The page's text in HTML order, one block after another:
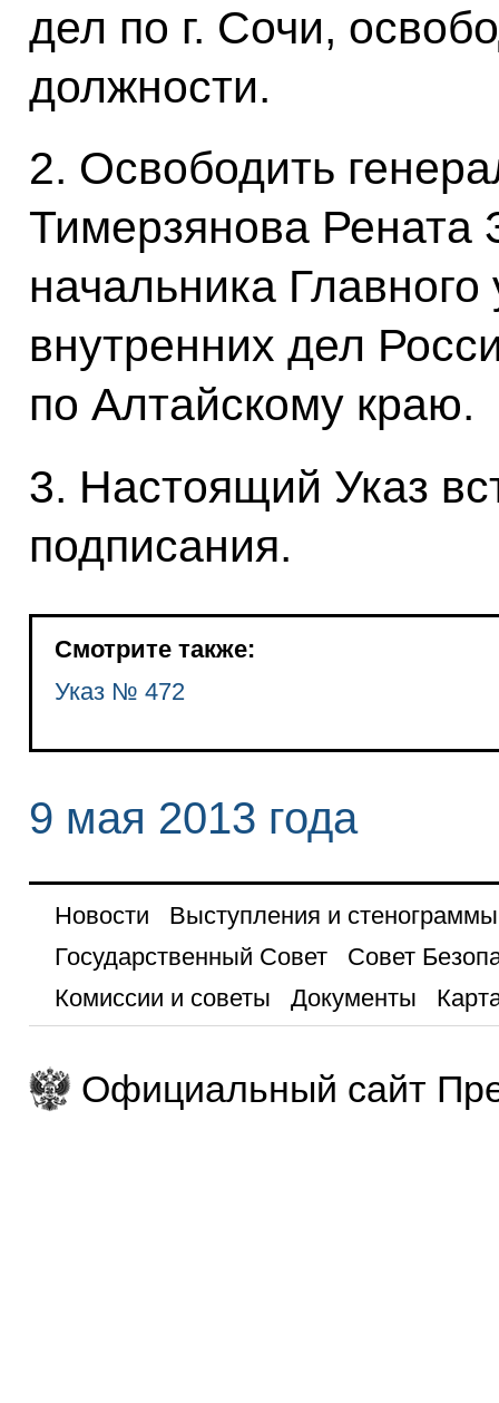
дел по г. Сочи,
должности.
2. Освободить
Тимерзянова Рената
начальника
внутренних дел
по Алтайскому краю.
3. Настоящий Указ
подписания.
Смотрите также:
Указ № 472
9 мая 2013 года
Новости
Выступления и стенограммы
Государственный Совет
Совет
Комиссии и советы
Документы
Официальный сайт